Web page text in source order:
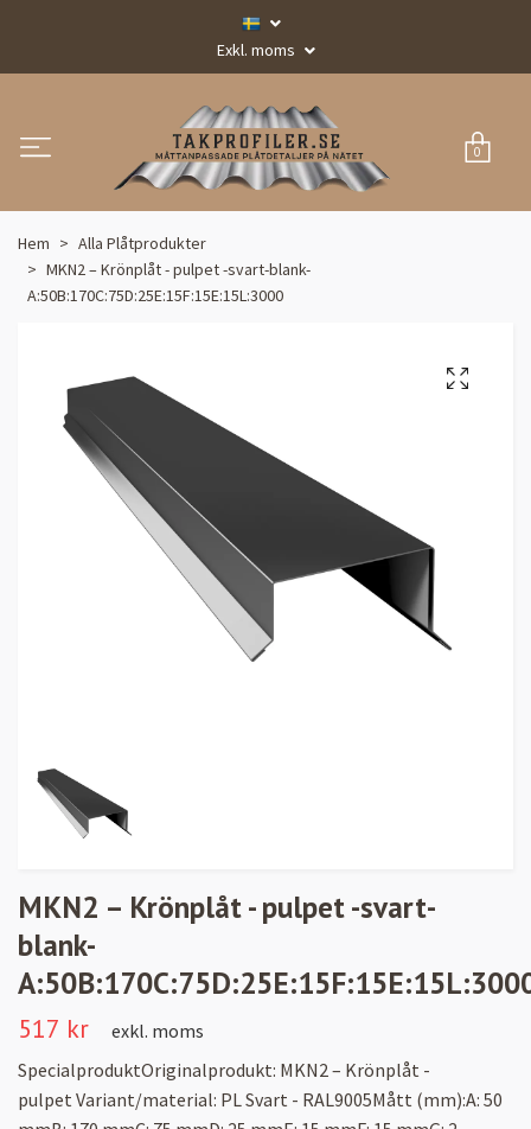
Exkl. moms
0
Hem
Alla Plåtprodukter
MKN2 – Krönplåt - pulpet -svart-blank-
A:50B:170C:75D:25E:15F:15E:15L:3000
MKN2 – Krönplåt - pulpet -svart-
blank-
517 kr
exkl. moms
SpecialproduktOriginalprodukt: MKN2 – Krönplåt -
pulpet Variant/material: PL Svart - RAL9005Mått (mm):A: 50